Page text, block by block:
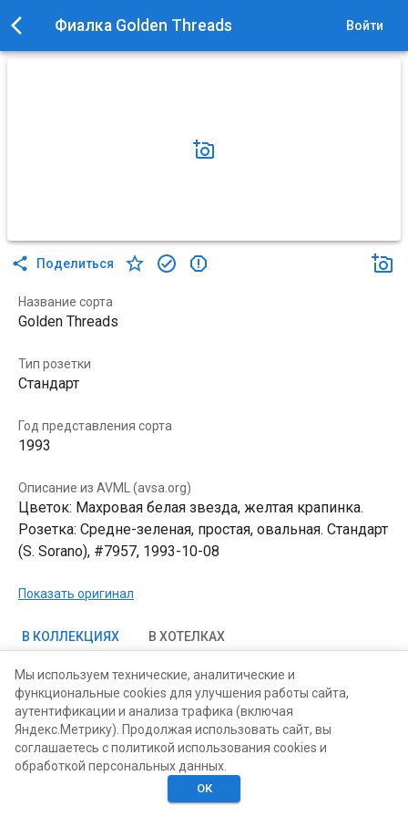
Фиалка Golden Threads Войти
Поделиться
Название сорта
Golden Threads
Тип розетки
Стандарт
Год представления сорта
1993
Описание из AVML (avsa.org)
Цветок: Махровая белая звезда, желтая крапинка.
Розетка: Средне-зеленая, простая, овальная. Стандарт
(S. Sorano), #7957, 1993-10-08
Показать оригинал
В КОЛЛЕКЦИЯХ В ХОТЕЛКАХ
Хотелки
Мы используем технические, аналитические и
функциональные cookies для улучшения работы сайта,
аутентификации и анализа трафика (включая
Яндекс.Метрику). Продолжая использовать сайт, вы
соглашаетесь с политикой использования cookies и
обработкой персональных данных.
ОК